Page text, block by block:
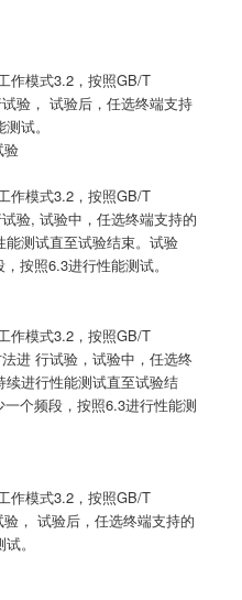
作模式3.2，按照GB/T
验， 试验后，任选终端支持
试。
验
作模式3.2，按照GB/T
验, 试验中，任选终端支持的
测试直至试验结束。试验
按照6.3进行性能测试。
作模式3.2，按照GB/T
进 行试验，试验中，任选终
进行性能测试直至试验结
个频段，按照6.3进行性能测
作模式3.2，按照GB/T
， 试验后，任选终端支持的
。